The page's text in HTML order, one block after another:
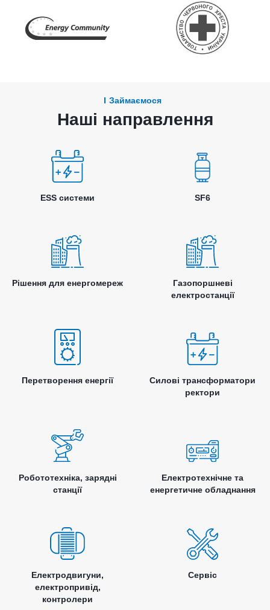
Займаємося
Наші направлення
ESS системи SF6
Рішення для енергомереж
Газопоршневі
електростанції
Перетворення енергії
Силові трансформатори
ректори
Робототехніка, зарядні
станції
Електротехнічне та
енергетичне обладнання
Електродвигуни,
електропривід,
контролери
Сервіс